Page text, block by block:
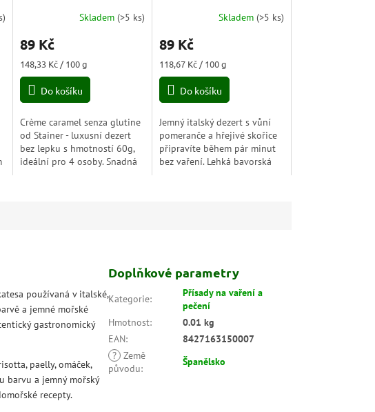
) Skladem(>5 ks)
89 Kč
Měrná
cena:
148,33 Kč / 100 g
Do košíku
Crème caramel senza glutine
od Stainer - luxusní dezert
bez lepku s hmotností 60g,
ideální pro 4 osoby. Snadná
(Bavarese Arancia e
Cannelal 75g
Skladem(>5 ks)
89 Kč
Měrná
cena:
118,67 Kč / 100 g
Do košíku
Jemný italský dezert s vůní
pomeranče a hřejivé skořice
připravíte během pár minut
bez vaření. Lehká bavorská
používaná v italské,
a jemné mořské
gastronomický
paelly, omáček,
barvu a jemný mořský
recepty.
Doplňkové parametry
Kategorie:
Přísady na vaření a
pečení
Hmotnost:
0.01 kg
EAN:
8427163150007
? Země
původu:
Španělsko